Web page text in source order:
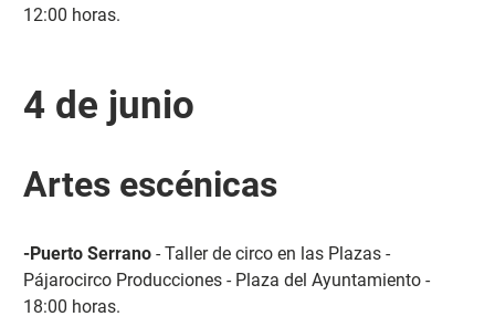
12:00 horas.
4 de junio
Artes escénicas
-Puerto Serrano- Taller de circo en las Plazas -
Pájarocirco Producciones - Plaza del Ayuntamiento -
18:00 horas.